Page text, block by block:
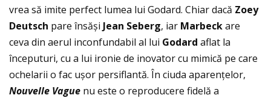
vrea să imite perfect lumea lui Godard. Chiar dacă Zoey
Deutsch pare însăși Jean Seberg, iar Marbeckare
ceva din aerul inconfundabil al lui Godard aflat la
începuturi, cu a lui ironie de inovator cu mimică pe care
ochelarii o fac ușor persiflantă. În ciuda aparenţelor,
Nouvelle Vague nu este o reproducere fidelă a